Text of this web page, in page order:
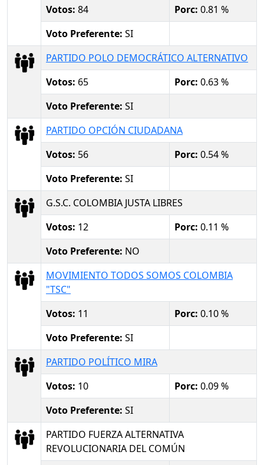
Votos: 84 Porc: 0.81 %
Voto Preferente: SI
PARTIDO POLO DEMOCRÁTICO ALTERNATIVO
Votos: 65 Porc: 0.63 %
Voto Preferente: SI
PARTIDO OPCIÓN CIUDADANA
Votos: 56 Porc: 0.54 %
Voto Preferente: SI
G.S.C. COLOMBIA JUSTA LIBRES
Votos: 12 Porc: 0.11 %
Voto Preferente: NO
MOVIMIENTO TODOS SOMOS COLOMBIA
"TSC"
Votos: 11 Porc: 0.10 %
Voto Preferente: SI
PARTIDO POLÍTICO MIRA
Votos: 10 Porc: 0.09 %
Voto Preferente: SI
PARTIDO FUERZA ALTERNATIVA
REVOLUCIONARIA DEL COMÚN